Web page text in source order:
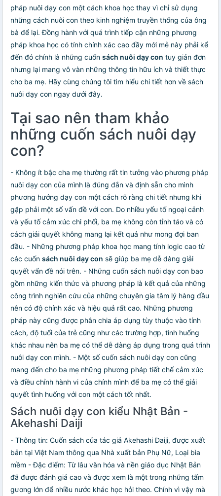
pháp nuôi dạy con một cách khoa học thay vì chỉ sử dụng
những cách nuôi con theo kinh nghiệm truyền thống của ông
bà để lại. Đồng hành với quá trình tiếp cận những phương
pháp khoa học có tính chính xác cao đầy mới mẻ này phải kể
đến đó chính là những cuốn sách nuôi dạy con tuy giản đơn
nhưng lại mang vô vàn những thông tin hữu ích và thiết thực
cho ba mẹ. Hãy cùng chúng tôi tìm hiểu chi tiết hơn về sách
nuôi dạy con ngay dưới đây.
Tại sao nên tham khảo
những cuốn sách nuôi dạy
con?
- Không ít bậc cha mẹ thường rất tin tưởng vào phương pháp
nuôi dạy con của mình là đúng đắn và định sẵn cho mình
phương hướng dạy con một cách rõ ràng chi tiết nhưng khi
gặp phải một số vấn đề với con. Do nhiều yếu tố ngoại cảnh
và yếu tố cảm xúc chi phối, ba mẹ không còn tỉnh táo và có
cách giải quyết không mang lại kết quả như mong đợi ban
đầu. - Những phương pháp khoa học mang tính logic cao từ
các cuốn sách nuôi dạy con sẽ giúp ba mẹ dễ dàng giải
quyết vấn đề nói trên. - Những cuốn sách nuôi dạy con bao
gồm những kiến thức và phương pháp là kết quả của những
công trình nghiên cứu của những chuyên gia tâm lý hàng đầu
nên có độ chính xác và hiệu quả rất cao. Những phương
pháp này cũng được phân chia áp dụng tùy thuộc vào tính
cách, độ tuổi của trẻ cũng như các trường hợp, tình huống
khác nhau nên ba mẹ có thể dễ dàng áp dụng trong quá trình
nuôi dạy con mình. - Một số cuốn sách nuôi dạy con cũng
mang đến cho ba mẹ những phương pháp tiết chế cảm xúc
và điều chỉnh hành vi của chính mình để ba mẹ có thể giải
quyết tình huống với con một cách tốt nhất.
Sách nuôi dạy con kiểu Nhật Bản -
Akehashi Daiji
- Thông tin: Cuốn sách của tác giả Akehashi Daiji, được xuất
bản tại Việt Nam thông qua Nhà xuất bản Phụ Nữ, Loại bìa
mềm - Đặc điểm: Từ lâu văn hóa và nền giáo dục Nhật Bản
đã được đánh giá cao và được xem là một trong những tấm
gương lớn để nhiều nước khác học hỏi theo. Chính vì vậy mà